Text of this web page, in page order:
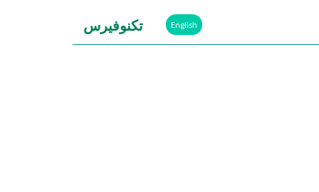
English تكنوفيرس